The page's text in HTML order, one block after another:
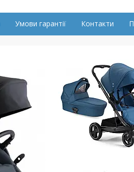
Умови гарантії Контакти